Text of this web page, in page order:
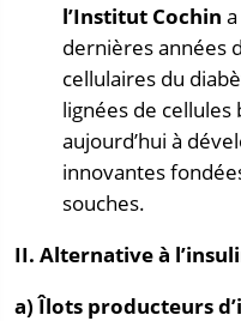
l’Institut Cochin
dernières années
cellulaires du
lignées de cellules
aujourd’hui à
innovantes
souches.
II. Alternative à
a) Îlots producteurs